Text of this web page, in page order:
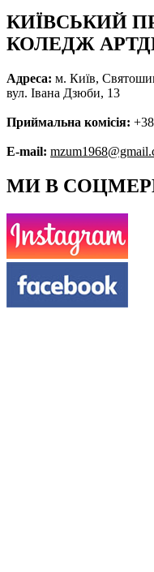
КИЇВСЬКИЙ
КОЛЕДЖ
Адреса: м. Київ,
вул. Івана Дзюби, 13
Приймальна комісія:
E-mail:
МИ В